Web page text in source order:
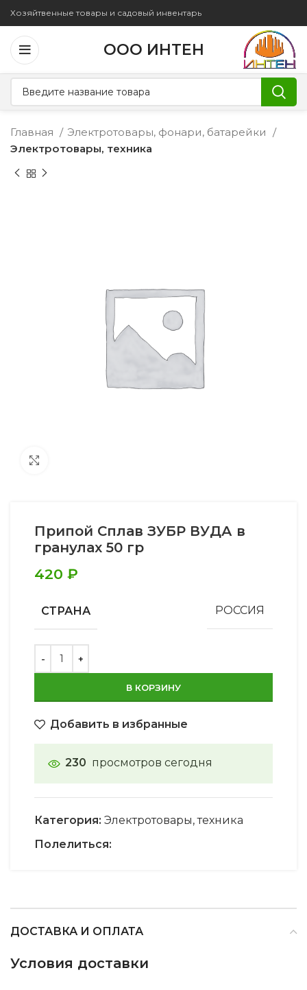
Хозяйтвенные товары и садовый инвентарь
ООО ИНТЕН
Главная
Электротовары, фонари, батарейки
Электротовары, техника
Припой Сплав ЗУБР ВУДА в
гранулах 50 гр
420 ₽
СТРАНА РОССИЯ
В КОРЗИНУ
Добавить в избранные
230 просмотров сегодня
Категория: Электротовары, техника
Полелиться:
ДОСТАВКА И ОПЛАТА
Условия доставки